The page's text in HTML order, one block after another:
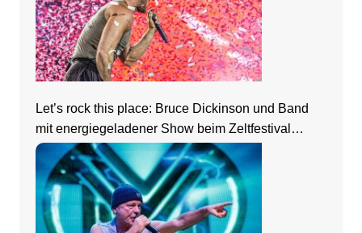
Let’s rock this place: Bruce Dickinson und Band
mit energiegeladener Show beim Zeltfestival
Rhein-Neckar